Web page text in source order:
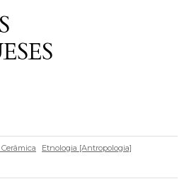
Etnologia [Antropologia]